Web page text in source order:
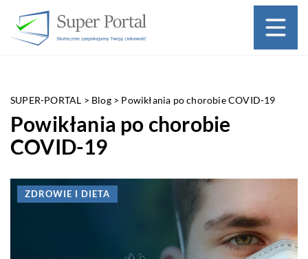
SUPER-PORTAL > Blog> Powikłania po chorobie COVID-19
Powikłania po chorobie
COVID-19
ZDROWIE I DIETA